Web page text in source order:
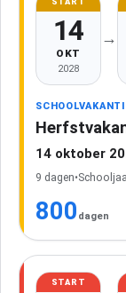
14
OKT
2028
→
14 oktober
9 dagen•
800 dagen
START